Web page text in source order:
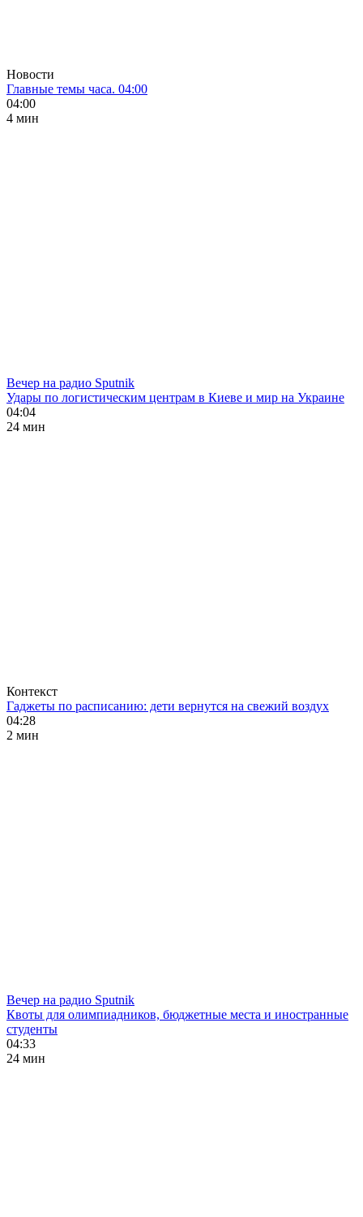
Новости
Главные темы часа. 04:00
04:00
4 мин
Вечер на радио Sputnik
Удары по логистическим центрам в Киеве и мир на Украине
04:04
24 мин
Контекст
Гаджеты по расписанию: дети вернутся на свежий воздух
04:28
2 мин
Вечер на радио Sputnik
Квоты для олимпиадников, бюджетные места и иностранные
студенты
04:33
24 мин